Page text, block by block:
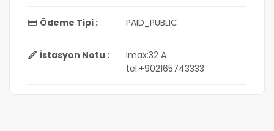
Ödeme Tipi : PAID_PUBLIC
İstasyon Notu :
Imax:32 A
tel:+902165743333